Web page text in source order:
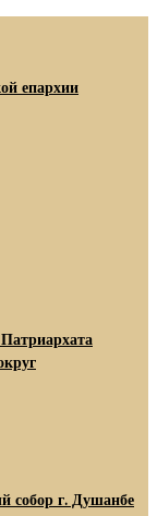
епархии
собор г. Душанбе